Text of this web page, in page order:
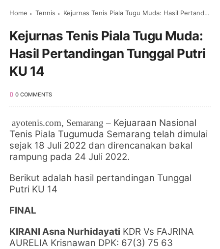
Home Tennis Kejurnas Tenis Piala Tugu Muda: Hasil Pertandingan Tunggal Putri KU 14
Kejurnas Tenis Piala Tugu Muda:
Hasil Pertandingan Tunggal Putri
KU 14
0 COMMENTS
ayotenis.com, Semarang– Kejuaraan Nasional
Tenis Piala Tugumuda Semarang telah dimulai
sejak 18 Juli 2022 dan direncanakan bakal
rampung pada 24 Juli 2022.
Berikut adalah hasil pertandingan Tunggal
Putri KU 14
FINAL
KIRANI Asna Nurhidayati KDRVs FAJRINA
AURELIA Krisnawan DPK: 67(3) 75 63